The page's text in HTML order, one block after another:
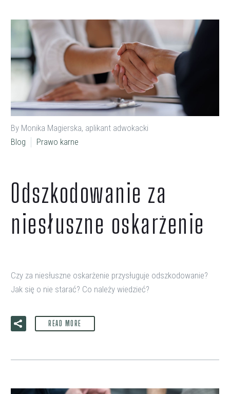
By Monika Magierska, aplikant adwokacki
Blog
Prawo karne
Odszkodowanie za
niesłuszne oskarżenie
Czy za niesłuszne oskarżenie przysługuje odszkodowanie?
Jak się o nie starać? Co należy wiedzieć?
READ MORE